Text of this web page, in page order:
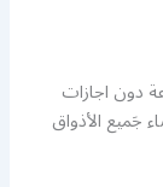
تركيب سيراميك على مدار 24 ساعة دون اجازات
جَميع الأذواق